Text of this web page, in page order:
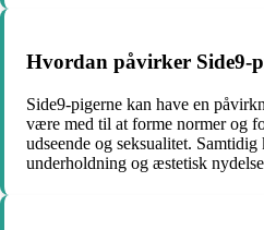
Hvordan påvirker Side9-
Side9-pigerne kan have en
være med til at forme normer og
udseende og seksualitet.
underholdning og æstetisk